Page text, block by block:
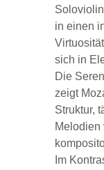
in einen
sich in
Die
zeigt
Struktur,
Melodien
Im